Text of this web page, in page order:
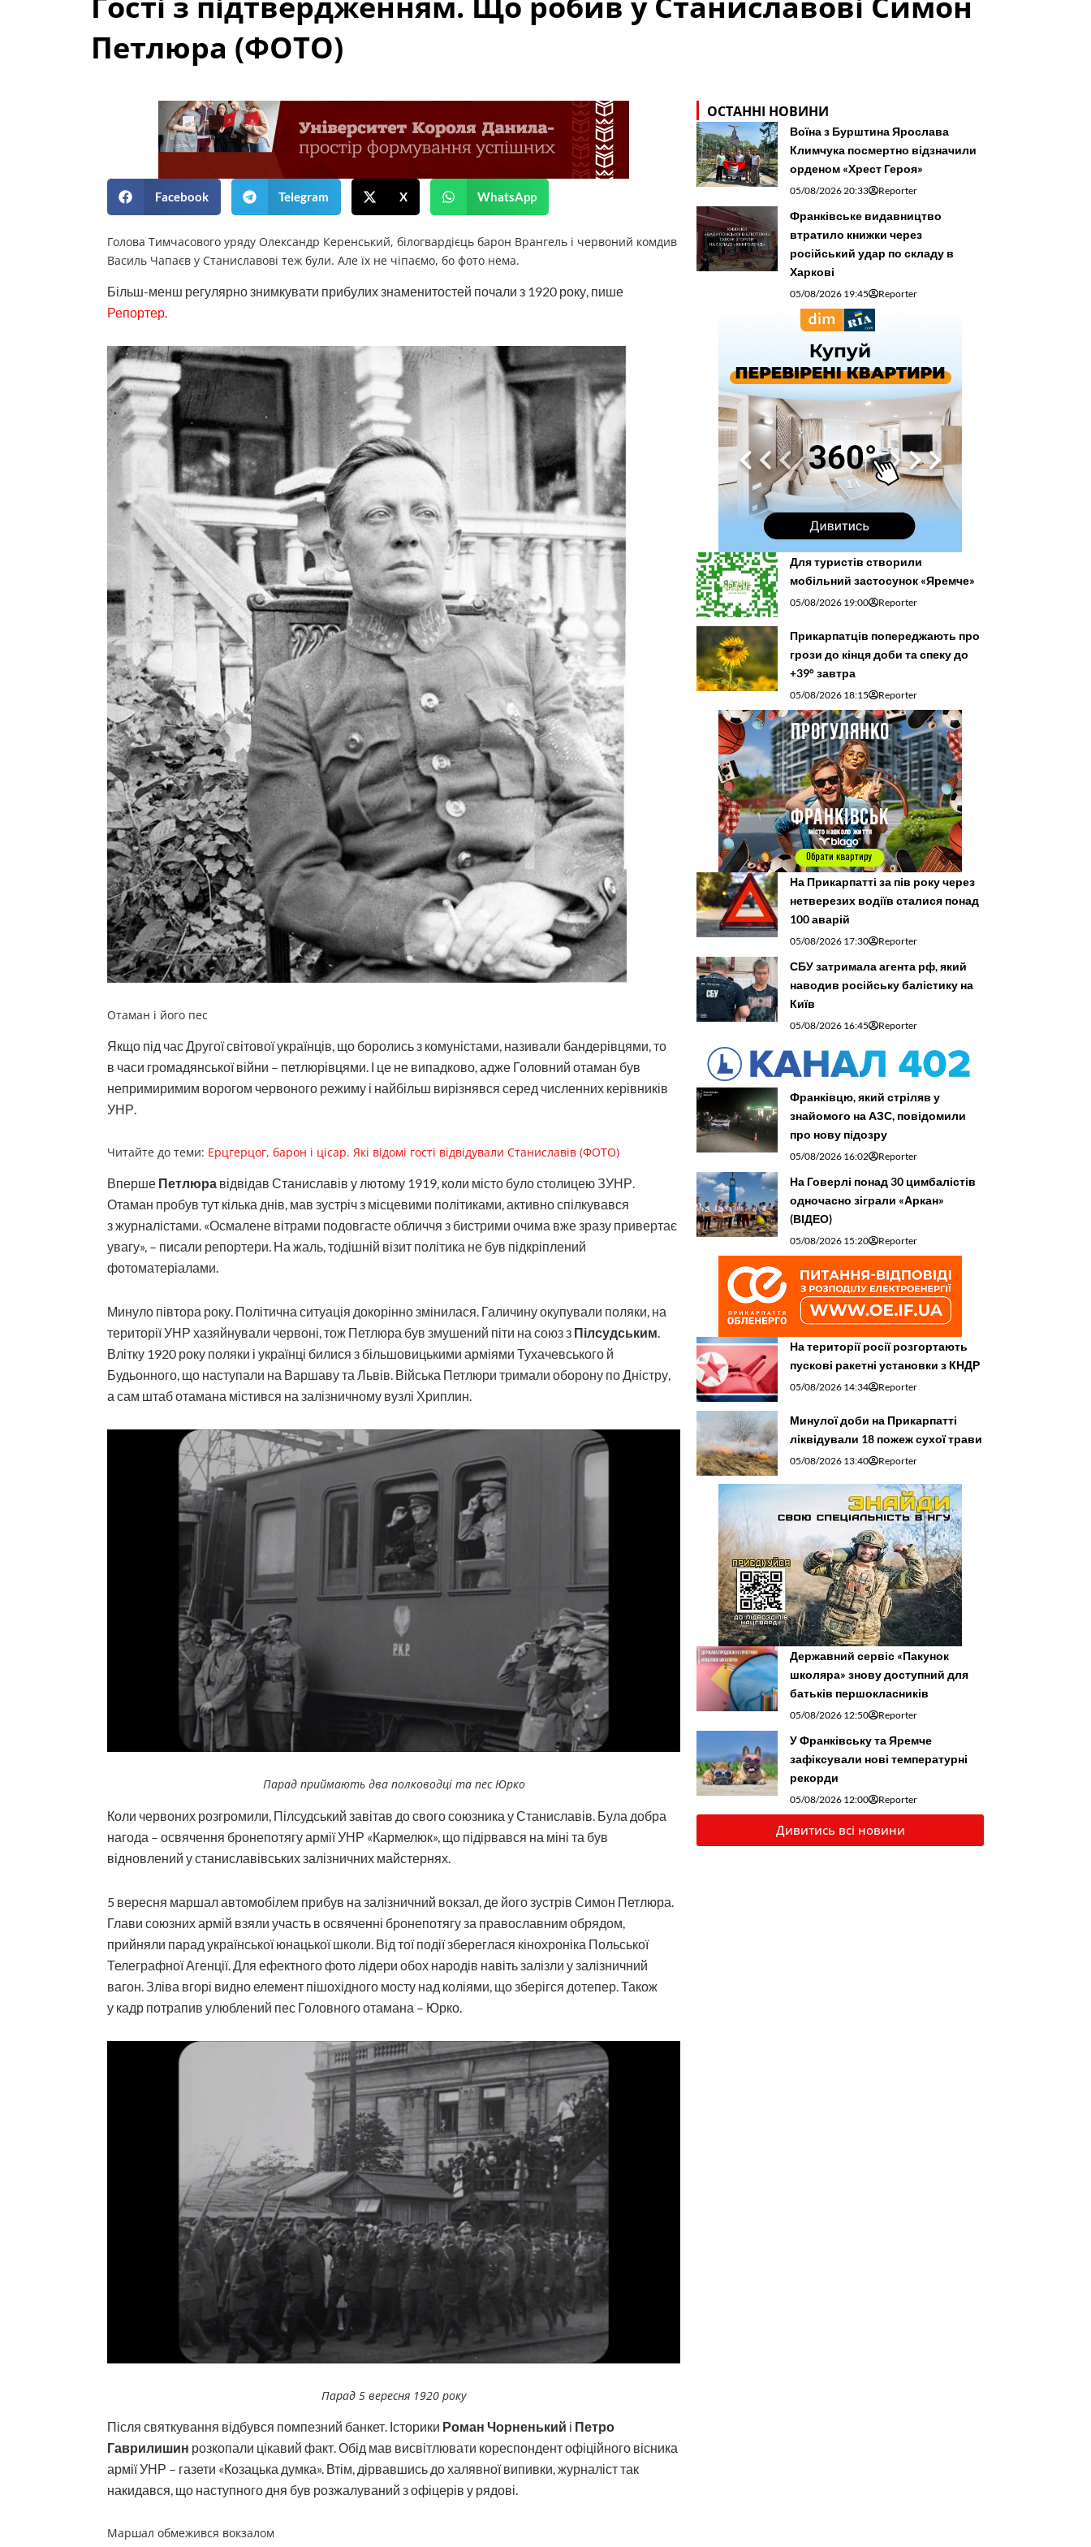
Петлюра (ФОТО)
Facebook Telegram X WhatsApp
Голова Тимчасового уряду Олександр Керенський, білогвардієць барон Врангель і червоний комдив
Василь Чапаєв у Станиславові теж були. Але їх не чіпаємо, бо фото нема.
Більш-менш регулярно знимкувати прибулих знаменитостей почали з 1920 року, пише
Репортер.
Отаман і його пес
Якщо під час Другої світової українців, що боролись з комуністами, називали бандерівцями, то
в часи громадянської війни – петлюрівцями. І це не випадково, адже Головний отаман був
непримиримим ворогом червоного режиму і найбільш вирізнявся серед численних керівників
УНР.
Читайте до теми: Ерцгерцог, барон і цісар. Які відомі гості відвідували Станиславів (ФОТО)
Вперше Петлюра відвідав Станиславів у лютому 1919, коли місто було столицею ЗУНР.
Отаман пробув тут кілька днів, мав зустріч з місцевими політиками, активно спілкувався
з журналістами. «Осмалене вітрами подовгасте обличчя з бистрими очима вже зразу привертає
увагу», – писали репортери. На жаль, тодішній візит політика не був підкріплений
фотоматеріалами.
Минуло півтора року. Політична ситуація докорінно змінилася. Галичину окупували поляки, на
території УНР хазяйнували червоні, тож Петлюра був змушений піти на союз з Пілсудським.
Влітку 1920 року поляки і українці билися з більшовицькими арміями Тухачевського й
Будьонного, що наступали на Варшаву та Львів. Війська Петлюри тримали оборону по Дністру,
а сам штаб отамана містився на залізничному вузлі Хриплин.
Парад приймають два полководці та пес Юрко
Коли червоних розгромили, Пілсудський завітав до свого союзника у Станиславів. Була добра
нагода – освячення бронепотягу армії УНР «Кармелюк», що підірвався на міні та був
відновлений у станиславівських залізничних майстернях.
5 вересня маршал автомобілем прибув на залізничний вокзал, де його зустрів Симон Петлюра.
Глави союзних армій взяли участь в освяченні бронепотягу за православним обрядом,
прийняли парад української юнацької школи. Від тої події збереглася кінохроніка Польської
Телеграфної Агенції. Для ефектного фото лідери обох народів навіть залізли у залізничний
вагон. Зліва вгорі видно елемент пішохідного мосту над коліями, що зберігся дотепер. Також
у кадр потрапив улюблений пес Головного отамана – Юрко.
Парад 5 вересня 1920 року
Після святкування відбувся помпезний банкет. Історики Роман Чорненький і Петро
Гаврилишин розкопали цікавий факт. Обід мав висвітлювати кореспондент офіційного вісника
армії УНР – газети «Козацька думка». Втім, дірвавшись до халявної випивки, журналіст так
накидався, що наступного дня був розжалуваний з офіцерів у рядові.
Маршал обмежився вокзалом
ОСТАННІ НОВИНИ
Воїна з Бурштина Ярослава
Климчука посмертно відзначили
орденом «Хрест Героя»
05/08/2026 20:33 Reporter
Франківське видавництво
втратило книжки через
російський удар по складу в
Харкові
05/08/2026 19:45 Reporter
Для туристів створили
мобільний застосунок «Яремче»
05/08/2026 19:00 Reporter
Прикарпатців попереджають про
грози до кінця доби та спеку до
+39° завтра
05/08/2026 18:15 Reporter
На Прикарпатті за пів року через
нетверезих водіїв сталися понад
100 аварій
05/08/2026 17:30 Reporter
СБУ затримала агента рф, який
наводив російську балістику на
Київ
05/08/2026 16:45 Reporter
Франківцю, який стріляв у
знайомого на АЗС, повідомили
про нову підозру
05/08/2026 16:02 Reporter
На Говерлі понад 30 цимбалістів
одночасно зіграли «Аркан»
(ВІДЕО)
05/08/2026 15:20 Reporter
На території росії розгортають
пускові ракетні установки з КНДР
05/08/2026 14:34 Reporter
Минулої доби на Прикарпатті
ліквідували 18 пожеж сухої трави
05/08/2026 13:40 Reporter
Державний сервіс «Пакунок
школяра» знову доступний для
батьків першокласників
05/08/2026 12:50 Reporter
У Франківську та Яремче
зафіксували нові температурні
рекорди
05/08/2026 12:00 Reporter
Дивитись всі новини